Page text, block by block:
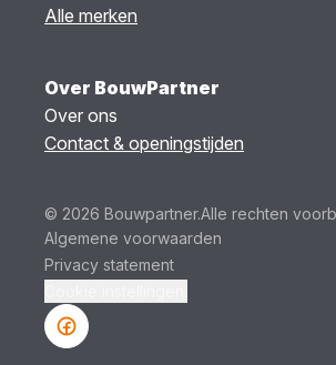
Alle merken
Over BouwPartner
Over ons
Contact & openingstijden
© 2026 Bouwpartner.Alle rechten
Algemene voorwaarden
Privacy statement